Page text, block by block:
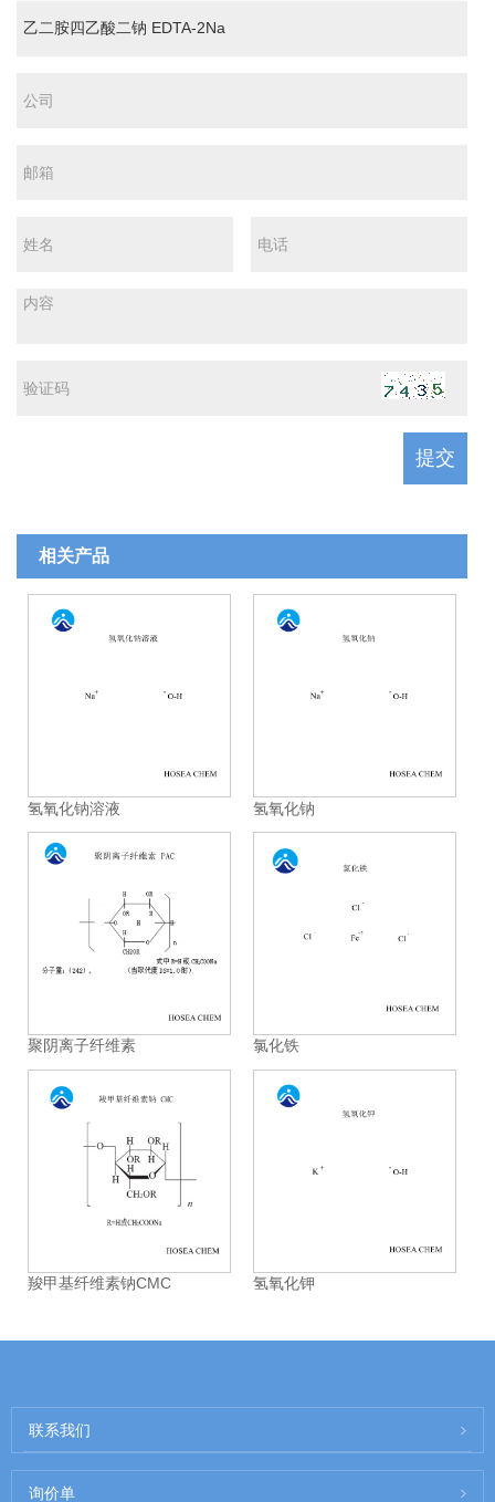
相关产品
氢氧化钠溶液 氢氧化钠
聚阴离子纤维素 氯化铁
羧甲基纤维素钠CMC 氢氧化钾
联系我们
询价单